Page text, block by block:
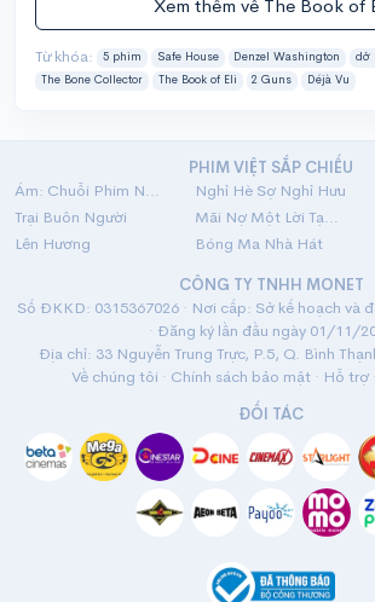
Xem thêm về The Book of
Từ khóa: 5 phim Safe House Denzel Washington
dở
The Bone Collector
The Book of Eli 2 Guns Déjà Vu
PHIM VIỆT SẮP CHIẾU
Ám: Chuỗi Phim Ngắn Linh Dị
Nghỉ Hè Sợ Nghỉ Hưu
Trại Buôn Người
Mãi Nợ Một Lời Tạm Biệt
Lên Hương
Bóng Ma Nhà Hát
CÔNG TY TNHH MONET
Số ĐKKD: 0315367026 · Nơi cấp: Sở kế hoạch và
· Đăng ký lần đầu ngày 01/11/
Địa chỉ: 33 Nguyễn Trung Trực, P.5, Q. Bình
Về chúng tôi · Chính sách bảo mật · Hỗ trợ ·
ĐỐI TÁC